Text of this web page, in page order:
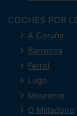
COCHES POR
A Coruña
Barreiros
Ferrol
Lugo
Mourente
O Milladoiro